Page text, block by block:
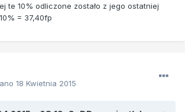
te 10% odliczone zostało z jego ostatniej
= 37,40fp
18 Kwietnia 2015